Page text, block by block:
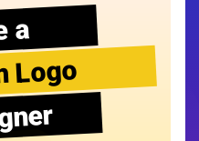
a
Logo